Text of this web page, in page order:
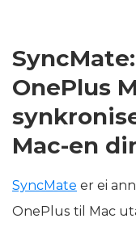
OnePlus
Mac-en
SyncMate er ei
OnePlus til Mac